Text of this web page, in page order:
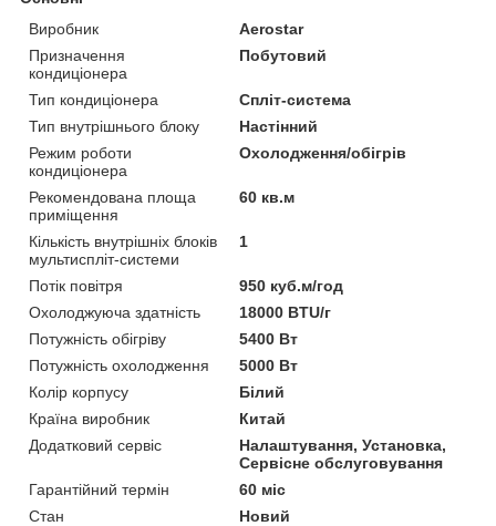
Виробник
Aerostar
Призначення
кондиціонера
Побутовий
Тип кондиціонера
Спліт-система
Тип внутрішнього блоку
Настінний
Режим роботи
кондиціонера
Охолодження/обігрів
Рекомендована площа
приміщення
60 кв.м
Кількість внутрішніх блоків
мультиспліт-системи
1
Потік повітря
950 куб.м/год
Охолоджуюча здатність
18000 BTU/г
Потужність обігріву
5400 Вт
Потужність охолодження
5000 Вт
Колір корпусу
Білий
Країна виробник
Китай
Додатковий сервіс
Налаштування, Установка,
Сервісне обслуговування
Гарантійний термін
60 міс
Стан
Новий